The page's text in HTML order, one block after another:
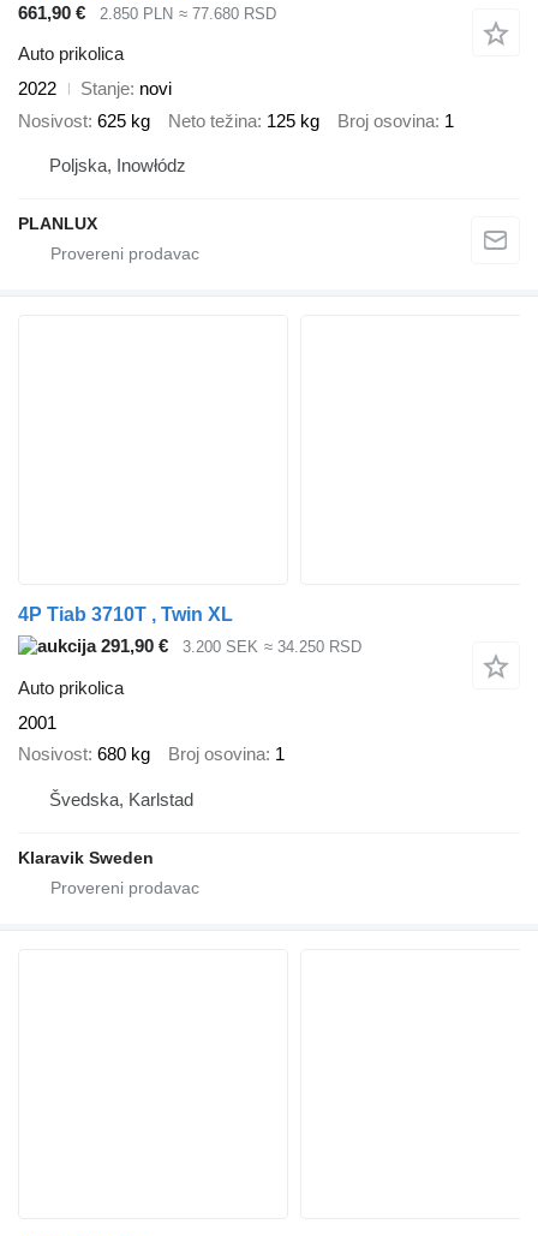
661,90 €
2.850 PLN ≈ 77.680 RSD
Auto prikolica
2022
Stanje novi
Nosivost 625 kg Neto težina 125 kg Broj osovina 1
Poljska, Inowłódz
PLANLUX
4P Tiab 3710T , Twin XL
291,90 €
3.200 SEK ≈ 34.250 RSD
Auto prikolica
2001
Nosivost 680 kg Broj osovina 1
Švedska, Karlstad
Klaravik Sweden